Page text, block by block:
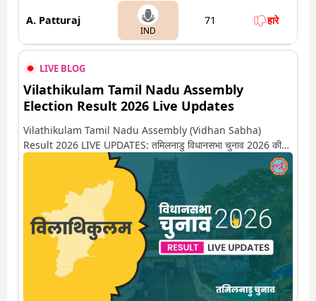
A. Patturaj
IND
71 हारे
LIVE BLOG
Vilathikulam Tamil Nadu Assembly
Election Result 2026 Live Updates
Vilathikulam Tamil Nadu Assembly (Vidhan Sabha)
Result 2026 LIVE UPDATES: तमिलनाडु विधानसभा चुनाव 2026 की
गिनती अगले कुछ ही देर में शुरू होने वाली है. यहां देखें विलाथिकुलम सीट पर
कौन आगे-कौन पीछे से लेकर किस तरफ जा रहें है रुझान. साथ ही पाइए इस सीट
पर हो रही हर एक हलचल की अपडेट वो भी रियल टाइम में